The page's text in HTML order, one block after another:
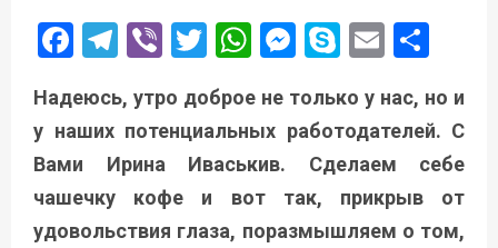
Facebook
Telegram
ViberTwitter
WhatsApp
Messenger
Skype
Email
Надеюсь, утро доброе не только у нас, но и
у наших потенциальных работодателей. С
Вами Ирина Иваськив. Сделаем себе
чашечку кофе и вот так, прикрыв от
удовольствия глаза, поразмышляем о том,